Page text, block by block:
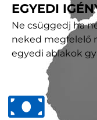
EGYEDI
Ne csüggedj ha
neked megfelelő
egyedi ablakok